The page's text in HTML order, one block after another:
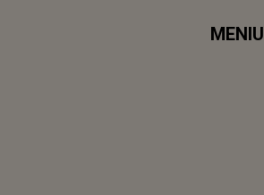
MENIU